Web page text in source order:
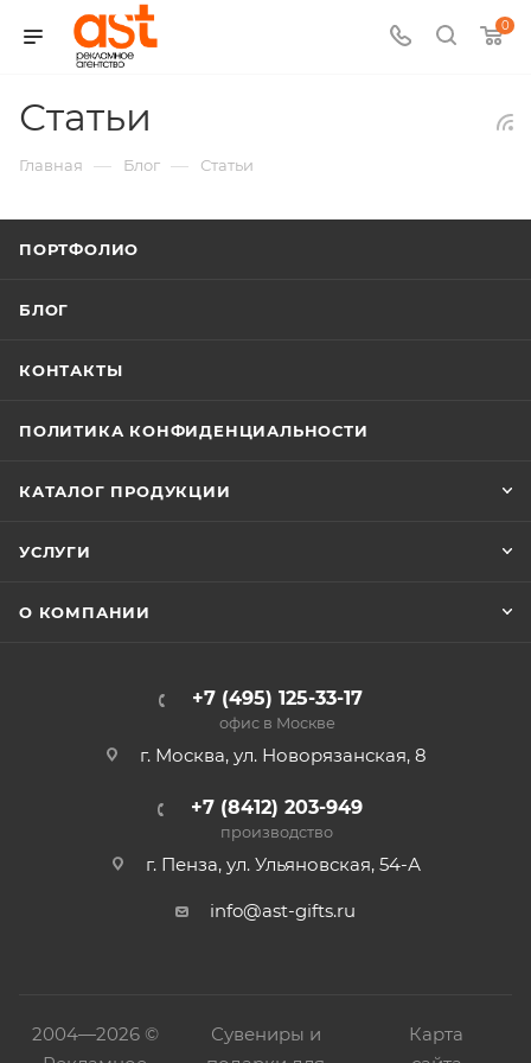
0
Статьи
Главная — Блог — Статьи
ПОРТФОЛИО
БЛОГ
КОНТАКТЫ
ПОЛИТИКА КОНФИДЕНЦИАЛЬНОСТИ
КАТАЛОГ ПРОДУКЦИИ
УСЛУГИ
О КОМПАНИИ
+7 (495) 125-33-17
офис в Москве
г. Москва, ул. Новорязанская, 8
+7 (8412) 203-949
производство
г. Пенза, ул. Ульяновская, 54-А
info@ast-gifts.ru
2004—2026 ©
Сувениры и
Карта